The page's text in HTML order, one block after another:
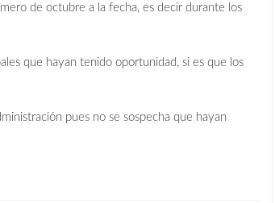
de octubre a la fecha, es decir durante los
que hayan tenido oportunidad, si es que los
pues no se sospecha que hayan